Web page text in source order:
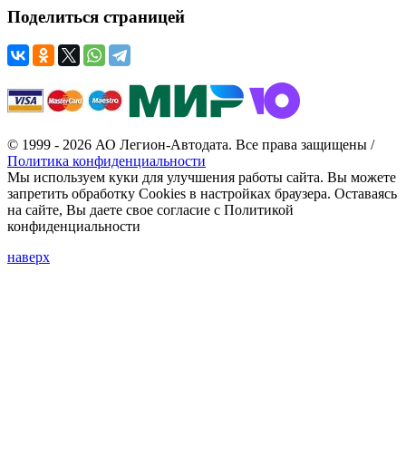
Поделиться страницей
© 1999 - 2026 АО Легион-Автодата. Все права защищены /
Политика конфиденциальности
Мы используем куки для улучшения работы сайта. Вы можете
запретить обработку Cookies в настройках браузера. Оставаясь
на сайте, Вы даете свое согласие с Политикой
конфиденциальности
наверх